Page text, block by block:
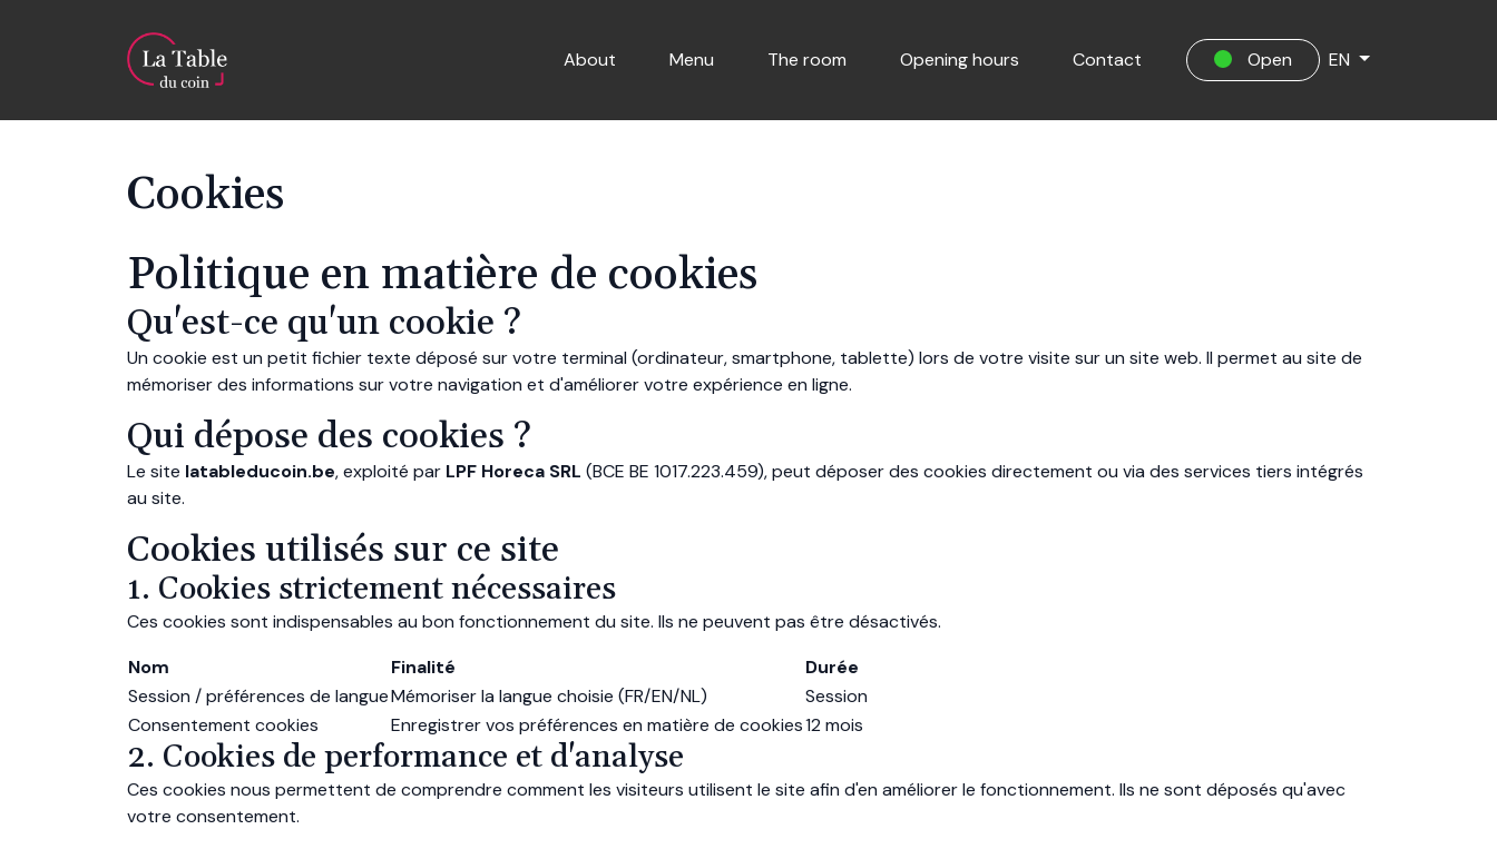
About Menu The room Opening hours Contact Open EN
Cookies
Politique en matière de cookies
Qu'est-ce qu'un cookie ?
Un cookie est un petit fichier texte déposé sur votre terminal (ordinateur, smartphone, tablette) lors de votre visite sur un site web. Il permet au site de
mémoriser des informations sur votre navigation et d'améliorer votre expérience en ligne.
Qui dépose des cookies ?
Le site latableducoin.be, exploité par LPF Horeca SRL (BCE BE 1017.223.459), peut déposer des cookies directement ou via des services tiers intégrés
au site.
Cookies utilisés sur ce site
1. Cookies strictement nécessaires
Ces cookies sont indispensables au bon fonctionnement du site. Ils ne peuvent pas être désactivés.
Nom
Finalité
Durée
Session / préférences de langueMémoriser la langue choisie (FR/EN/NL)
Session
Consentement cookies
Enregistrer vos préférences en matière de cookies12 mois
2. Cookies de performance et d'analyse
Ces cookies nous permettent de comprendre comment les visiteurs utilisent le site afin d'en améliorer le fonctionnement. Ils ne sont déposés qu'avec
votre consentement.